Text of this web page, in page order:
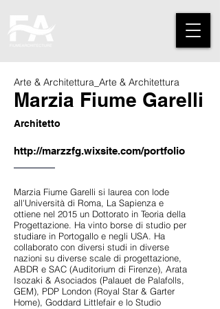
Arte & Architettura_Arte & Architettura
Marzia Fiume Garelli
Architetto
http://marzzfg.wixsite.com/portfolio
Marzia Fiume Garelli si laurea con lode
all'Università di Roma, La Sapienza e
ottiene nel 2015 un Dottorato in Teoria della
Progettazione. Ha vinto borse di studio per
studiare in Portogallo e negli USA. Ha
collaborato con diversi studi in diverse
nazioni su diverse scale di progettazione,
ABDR e SAC (Auditorium di Firenze), Arata
Isozaki & Asociados (Palauet de Palafolls,
GEM), PDP London (Royal Star & Garter
Home), Goddard Littlefair e lo Studio